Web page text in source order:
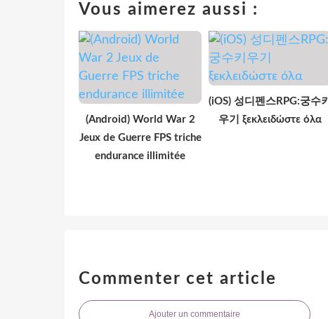
Vous aimerez aussi :
(Android) World War 2
Jeux de Guerre FPS triche
endurance illimitée
(iOS) 성디펜스RPG:궁수키
우기 ξεκλειδώστε όλα
Commenter cet article
Ajouter un commentaire